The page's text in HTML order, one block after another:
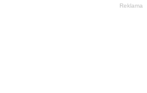
Reklama